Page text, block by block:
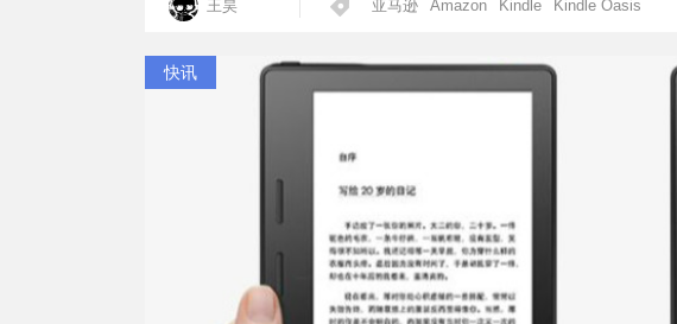
王昊 亚马逊 Amazon Kindle Kindle Oasis
快讯